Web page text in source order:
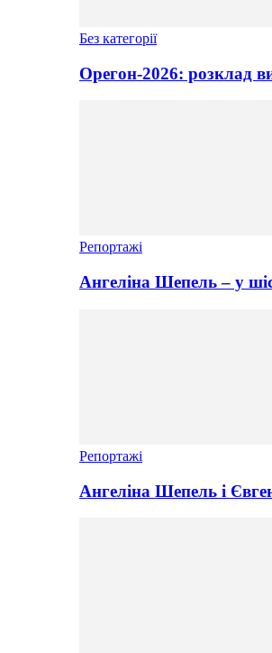
Без категорії
Орегон-2026: розклад
Репортажі
Ангеліна Шепель – у
Репортажі
Ангеліна Шепель і